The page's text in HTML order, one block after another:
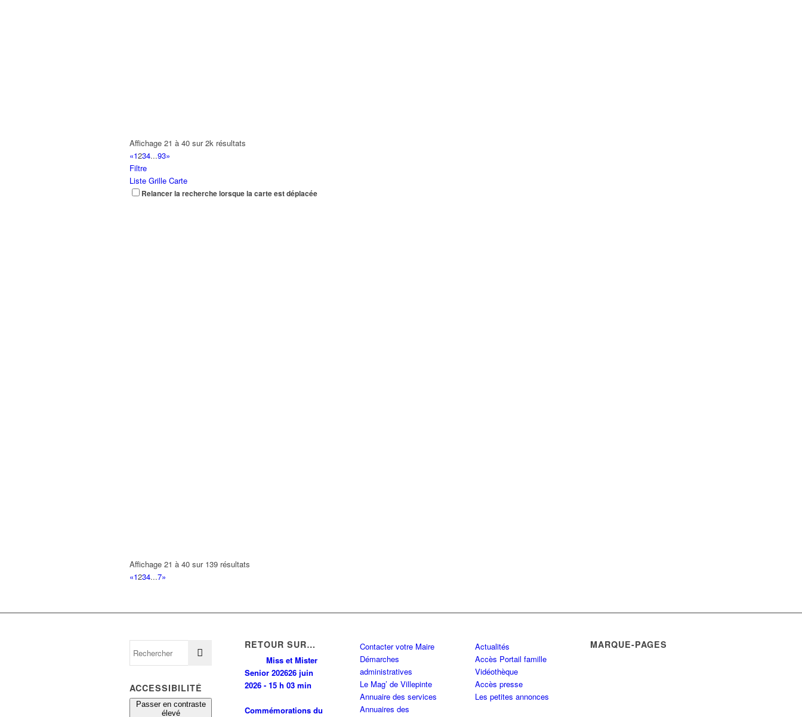
Affichage 21 à 40 sur 2k résultats
«1234...93»
Filtre
Liste Grille Carte
Relancer la recherche lorsque la carte est déplacée
Affichage 21 à 40 sur 139 résultats
«1234...7»
ACCESSIBILITÉ
Passer en contraste
élevé
RETOUR SUR…
Miss et Mister
Senior 202626 juin
2026 - 15 h 03 min
Commémorations du
Contacter votre Maire
Démarches
administratives
Le Mag’ de Villepinte
Annuaire des services
Annuaires des
Actualités
Accès Portail famille
Vidéothèque
Accès presse
Les petites annonces
MARQUE-PAGES